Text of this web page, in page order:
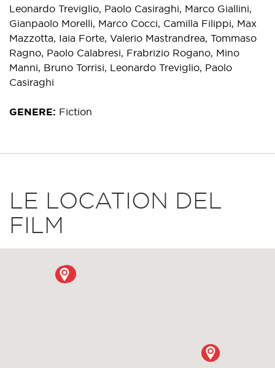
Leonardo Treviglio, Paolo Casiraghi, Marco Giallini,
Gianpaolo Morelli, Marco Cocci, Camilla Filippi, Max
Mazzotta, Iaia Forte, Valerio Mastrandrea, Tommaso
Ragno, Paolo Calabresi, Frabrizio Rogano, Mino
Manni, Bruno Torrisi, Leonardo Treviglio, Paolo
Casiraghi
GENERE Fiction
LE LOCATION DEL
FILM